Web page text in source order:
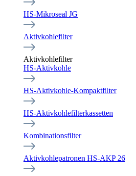
HS-Mikroseal JG
Aktivkohlefilter
Aktivkohlefilter
HS-Aktivkohle
HS-Aktivkohle-Kompaktfilter
HS-Aktivkohlefilterkassetten
Kombinationsfilter
Aktivkohlepatronen HS-AKP 26